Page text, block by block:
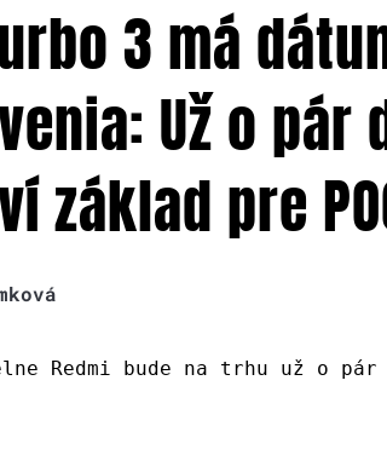
3 má
Už o pár
základ pre
Redmi bude na trhu už o